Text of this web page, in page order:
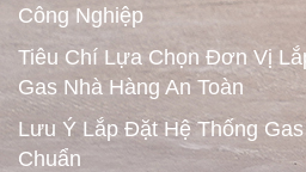
Công Nghiệp
Tiêu Chí Lựa Chọn Đơn Vị
Gas Nhà Hàng An Toàn
Lưu Ý Lắp Đặt Hệ Thống
Chuẩn